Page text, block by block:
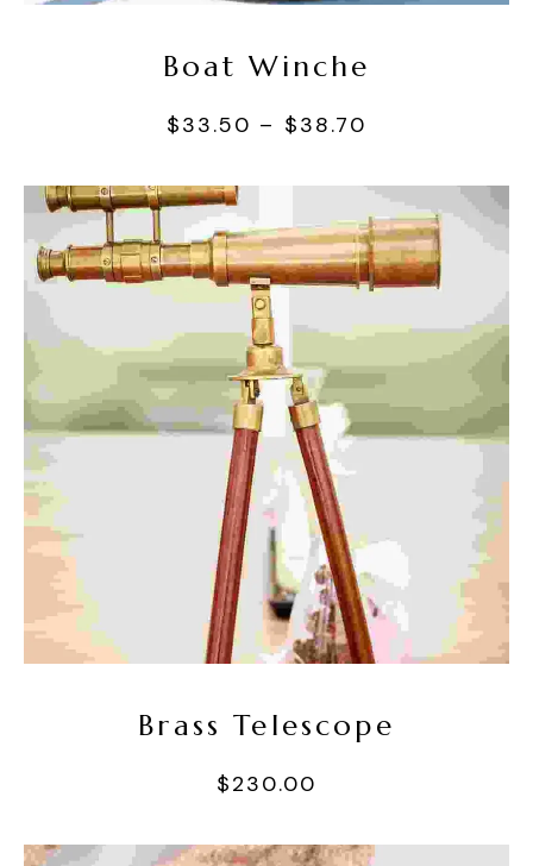
Boat Winche
$33.50 – $38.70
Sepete Ekle
Brass Telescope
$230.00